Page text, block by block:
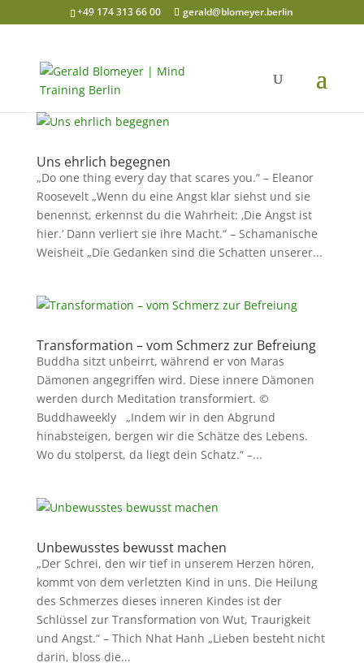
+49 174 313 66 00 gerald@blomeyer.berlin
Uns ehrlich begegnen
„Do one thing every day that scares you.“ – Eleanor
Roosevelt „Wenn du eine Angst klar siehst und sie
benennst, erkennst du die Wahrheit: ‚Die Angst ist
hier.‘ Dann verliert sie ihre Macht.“ – Schamanische
Weisheit „Die Gedanken sind die Schatten unserer...
Transformation – vom Schmerz zur Befreiung
Buddha sitzt unbeirrt, während er von Maras
Dämonen angegriffen wird. Diese innere Dämonen
werden durch Meditation transformiert. ©
Buddhaweekly „Indem wir in den Abgrund
hinabsteigen, bergen wir die Schätze des Lebens.
Wo du stolperst, da liegt dein Schatz.“ –...
Unbewusstes bewusst machen
„Der Schrei, den wir tief in unserem Herzen hören,
kommt von dem verletzten Kind in uns. Die Heilung
des Schmerzes dieses inneren Kindes ist der
Schlüssel zur Transformation von Wut, Traurigkeit
und Angst.“ – Thich Nhat Hanh „Lieben besteht nicht
darin, bloss die...